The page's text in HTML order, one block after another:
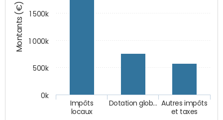
Montants (€)
Autres impôts
et taxes
Dotation glob…
Impôts
locaux
0k
500k
1 000k
1 500k